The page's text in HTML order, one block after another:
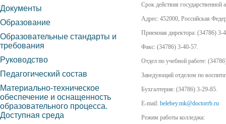
Срок действия государственной
Адрес: 452000, Российская
Приемная директора: (34786) 3-
Факс: (34786) 3-40-57.
Отдел по учебной работе:
Заведующий отделом по
Бухгалтерия: (34786) 3-29-85.
E-mail: belebey.mk@doctorrb.ru
Режим работы колледжа:
Документы
Образование
Образовательные стандарты и
требования
Руководство
Педагогический состав
Материально-техническое
обеспечение и оснащенность
образовательного процесса.
Доступная среда